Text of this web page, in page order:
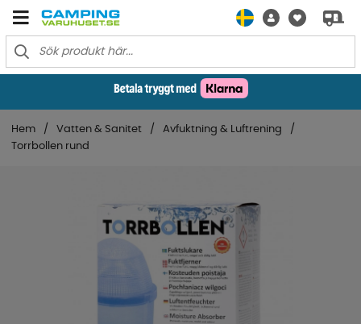
Hem Vatten & Sanitet
Avfuktning & Luftrening
Torrbollen rund